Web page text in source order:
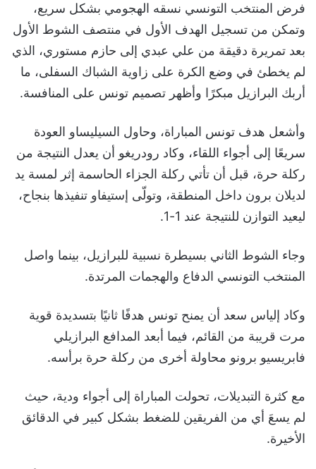
فرض المنتخب التونسي نسقه الهجومي بشكل سريع،
وتمكن من تسجيل الهدف الأول في منتصف الشوط الأول
بعد تمريرة دقيقة من علي عبدي إلى حازم مستوري، الذي
لم يخطئ في وضع الكرة على زاوية الشباك السفلى، ما
أربك البرازيل مبكرًا وأظهر تصميم تونس على المنافسة.
وأشعل هدف تونس المباراة، وحاول السيليساو العودة
سريعًا إلى أجواء اللقاء، وكاد رودريغو أن يعدل النتيجة من
ركلة حرة، قبل أن تأتي ركلة الجزاء الحاسمة إثر لمسة يد
لديلان برون داخل المنطقة، وتولّى إستيفاو تنفيذها بنجاح،
ليعيد التوازن للنتيجة عند 1-1.
وجاء الشوط الثاني بسيطرة نسبية للبرازيل، بينما واصل
المنتخب التونسي الدفاع والهجمات المرتدة.
وكاد إلياس سعد أن يمنح تونس هدفًا ثانيًا بتسديدة قوية
مرت قريبة من القائم، فيما أبعد المدافع البرازيلي
فابريسيو برونو محاولة أخرى من ركلة حرة برأسه.
مع كثرة التبديلات، تحولت المباراة إلى أجواء ودية، حيث
لم يسعَ أي من الفريقين للضغط بشكل كبير في الدقائق
الأخيرة.